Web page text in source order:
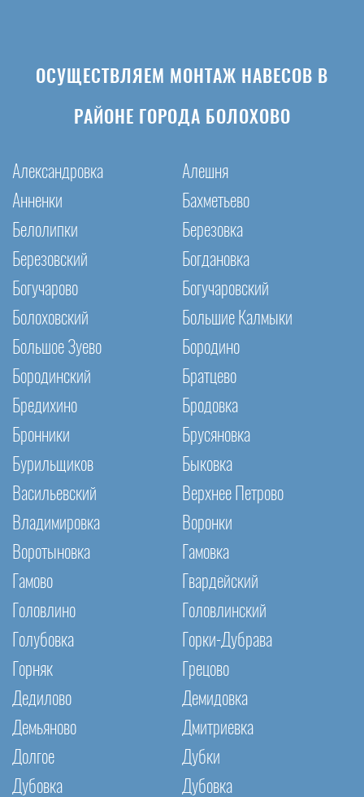
ОСУЩЕСТВЛЯЕМ МОНТАЖ НАВЕСОВ В
РАЙОНЕ ГОРОДА БОЛОХОВО
Александровка
Алешня
Анненки
Бахметьево
Белолипки
Березовка
Березовский
Богдановка
Богучарово
Богучаровский
Болоховский
Большие Калмыки
Большое Зуево
Бородино
Бородинский
Братцево
Бредихино
Бродовка
Бронники
Брусяновка
Бурильщиков
Быковка
Васильевский
Верхнее Петрово
Владимировка
Воронки
Воротыновка
Гамовка
Гамово
Гвардейский
Головлино
Головлинский
Голубовка
Горки-Дубрава
Горняк
Грецово
Дедилово
Демидовка
Демьяново
Дмитриевка
Долгое
Дубки
Дубовка
Дубовка